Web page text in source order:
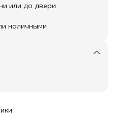
или до двери
наличными